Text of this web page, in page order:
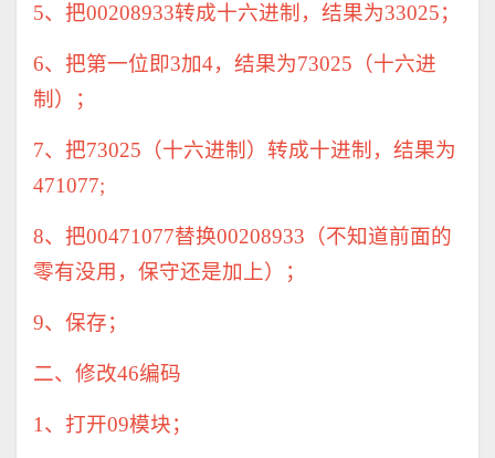
5、把00208933转成十六进制，结果为33025；
6、把第一位即3加4，结果为73025 （十六进
制）；
7、把73025 （十六进制）转成十进制，结果为
471077;
8、把00471077替换00208933 （不知道前面的
零有没用，保守还是加上）；
9、保存；
二、修改46编码
1、打开09模块；